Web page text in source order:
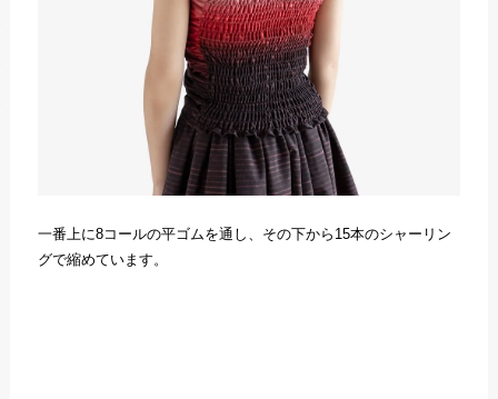
一番上に8コールの平ゴムを通し、その下から15本のシャーリン
グで縮めています。